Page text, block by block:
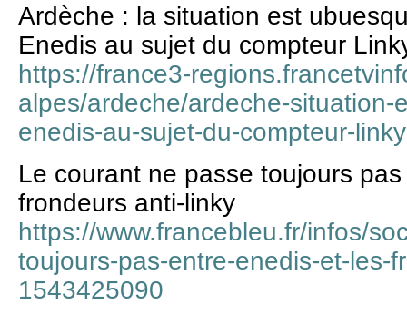
Ardèche : la situation est
Enedis au sujet du compteur
https://france3-
alpes/ardeche/ardeche-situation-
enedis-au-sujet-du-compteur-
Le courant ne passe toujours
frondeurs anti-linky
https://www.francebleu.fr/infos/
toujours-pas-entre-enedis-et-les-
1543425090